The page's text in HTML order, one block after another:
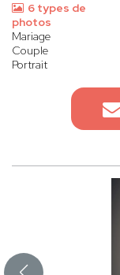
6 types de
photos
Mariage
Couple
Portrait